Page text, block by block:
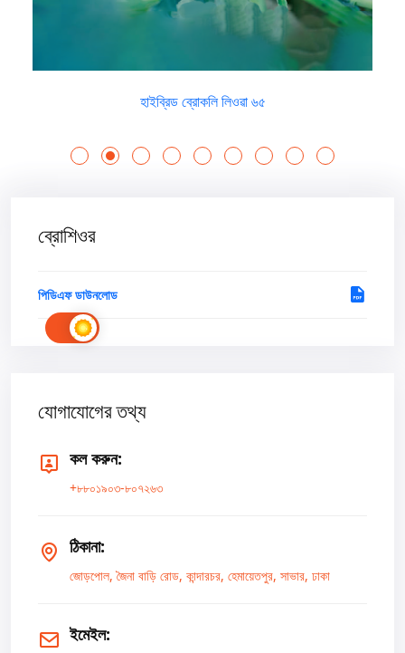
হাইব্রিড ব্রোকলি লিওৱা ৬৫
ব্রোশিওর
পিডিএফ ডাউনলোড
যোগাযোগের তথ্য
কল করুন:
+৮৮০১৯০৩-৮০৭২৬৩
ঠিকানা:
জোড়পোল, জৈনা বাড়ি রোড, কান্দারচর, হেমায়েতপুর, সাভার, ঢাকা
ইমেইল: